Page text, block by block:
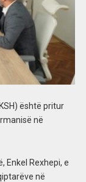
është pritur
në
Enkel Rexhepi, e
në